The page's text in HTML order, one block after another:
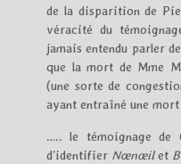
de la disparition de
véracité du
jamais entendu parler
que la mort de Mme
(une sorte de
ayant entraîné une
….. le témoignage de
d’identifier Nœnœilet